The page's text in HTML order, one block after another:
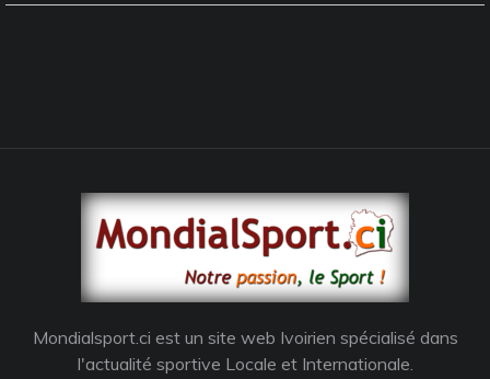
Mondialsport.ci est un site web Ivoirien spécialisé dans
l'actualité sportive Locale et Internationale.